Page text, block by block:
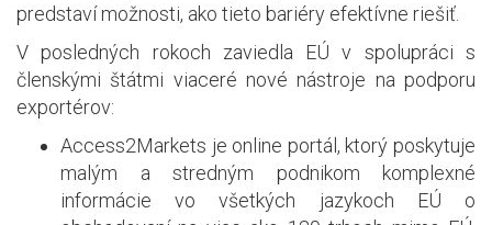
predstaví možnosti, ako tieto bariéry efektívne riešiť.
V posledných rokoch zaviedla EÚ v spolupráci s
členskými štátmi viaceré nové nástroje na podporu
exportérov:
Access2Markets je online portál, ktorý poskytuje
malým a stredným podnikom komplexné
informácie vo všetkých jazykoch EÚ o